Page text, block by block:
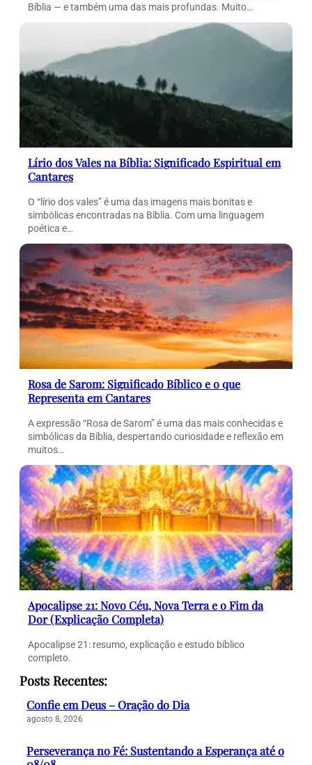
Bíblia — e também uma das mais profundas. Muito…
Lírio dos Vales na Bíblia: Significado Espiritual em
Cantares
O “lírio dos vales” é uma das imagens mais bonitas e
simbólicas encontradas na Bíblia. Com uma linguagem
poética e…
Rosa de Sarom: Significado Bíblico e o que
Representa em Cantares
A expressão “Rosa de Sarom” é uma das mais conhecidas e
simbólicas da Bíblia, despertando curiosidade e reflexão em
muitos…
Apocalipse 21: Novo Céu, Nova Terra e o Fim da
Dor (Explicação Completa)
Apocalipse 21: resumo, explicação e estudo bíblico
completo.
Posts Recentes:
Confie em Deus – Oração do Dia
agosto 8, 2026
Perseverança no Fé: Sustentando a Esperança até o